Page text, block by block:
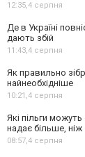
12:35,4 серпня
Де в Україні
дають збій
11:43,4 серпня
Як правильно
найнеобхідніше
10:21,4 серпня
Які пільги
надає більше, ніж
08:57,4 серпня